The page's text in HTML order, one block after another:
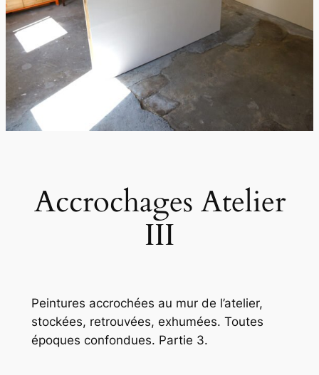
Accrochages Atelier
III
Peintures accrochées au mur de l’atelier,
stockées, retrouvées, exhumées. Toutes
époques confondues. Partie 3.